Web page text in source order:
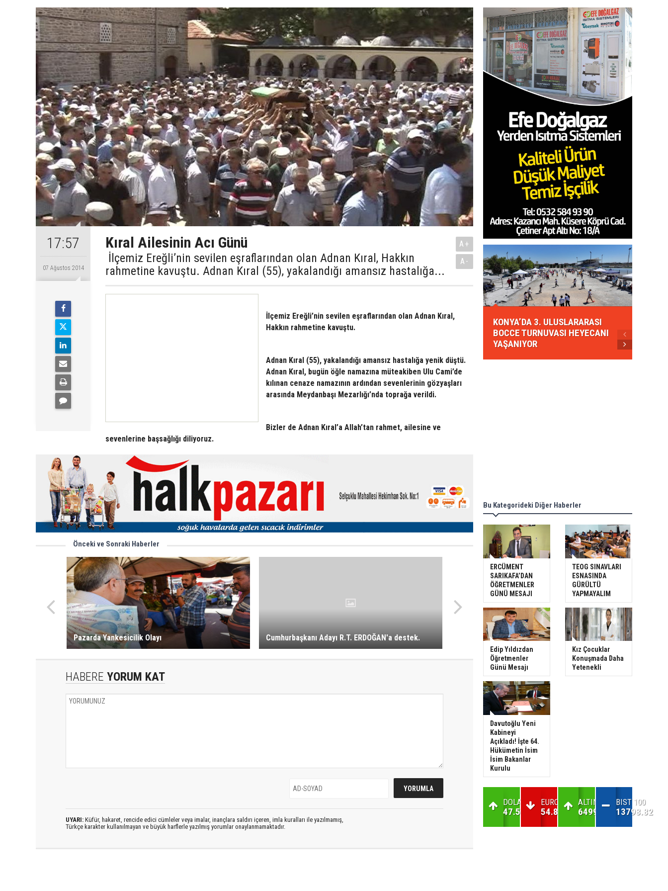
17:57
07 Ağustos 2014
Kıral Ailesinin Acı Günü
İlçemiz Ereğli’nin sevilen eşraflarından olan Adnan Kıral, Hakkın
rahmetine kavuştu. Adnan Kıral (55), yakalandığı amansız hastalığa...
A+
A-
İlçemiz Ereğli’nin sevilen eşraflarından olan Adnan Kıral,
Hakkın rahmetine kavuştu.
Adnan Kıral (55), yakalandığı amansız hastalığa yenik düştü.
Adnan Kıral, bugün öğle namazına müteakiben Ulu Cami’de
kılınan cenaze namazının ardından sevenlerinin gözyaşları
arasında Meydanbaşı Mezarlığı’nda toprağa verildi.
Bizler de Adnan Kıral’a Allah’tan rahmet, ailesine ve
sevenlerine başsağlığı diliyoruz.
Önceki ve Sonraki Haberler
Pazarda Yankesicilik Olayı Cumhurbaşkanı Adayı R.T. ERDOĞAN'a destek.
HABERE YORUM KAT
UYARI: Küfür, hakaret, rencide edici cümleler veya imalar, inançlara saldırı içeren, imla kuralları ile yazılmamış,
Türkçe karakter kullanılmayan ve büyük harflerle yazılmış yorumlar onaylanmamaktadır.
KONYA’DA 3. ULUSLARARASI
BOCCE TURNUVASI HEYECANI
YAŞANIYOR
Bu Kategorideki Diğer Haberler
ERCÜMENT
SARIKAFA’DAN
ÖĞRETMENLER
GÜNÜ MESAJI
TEOG SINAVLARI
ESNASINDA
GÜRÜLTÜ
YAPMAYALIM
Edip Yıldızdan
Öğretmenler
Günü Mesajı
Kız Çocuklar
Konuşmada Daha
Yetenekli
Davutoğlu Yeni
Kabineyi
Açıkladı! İşte 64.
Hükümetin İsim
İsim Bakanlar
Kurulu
DOLAR
47.59
EURO
54.84
ALTIN
6499.56
BIST 100
13798.82